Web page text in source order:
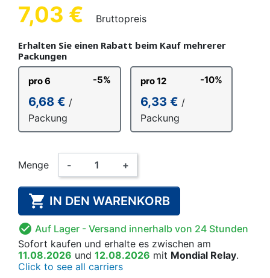
7,03 € Bruttopreis
Erhalten Sie einen Rabatt beim Kauf mehrerer
Packungen
pro 6 -5%
6,68 € /
Packung
pro 12 -10%
6,33 € /
Packung
Menge - +
 IN DEN WARENKORB
 Auf Lager - Versand innerhalb von 24 Stunden
Sofort kaufen und erhalte es zwischen am
11.08.2026 und 12.08.2026 mit Mondial Relay.
Click to see all carriers